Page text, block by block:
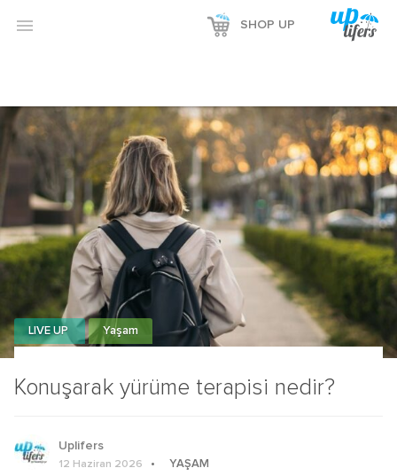
Reklamı Göster
Reklamı Gizle
 SHOP UP
Konuşarak yürüme terapisi nedir?
LIVE UP Yaşam
Uplifers
12 Haziran 2026 YAŞAM